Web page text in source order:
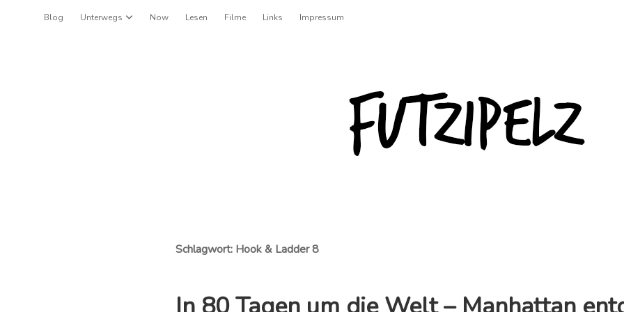
Blog Unterwegs Dropdown-Menü öffnen
Now Lesen Filme Links Impressum
Futzipelz
Schlagwort: Hook & Ladder 8